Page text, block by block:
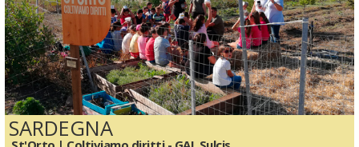
SARDEGNA